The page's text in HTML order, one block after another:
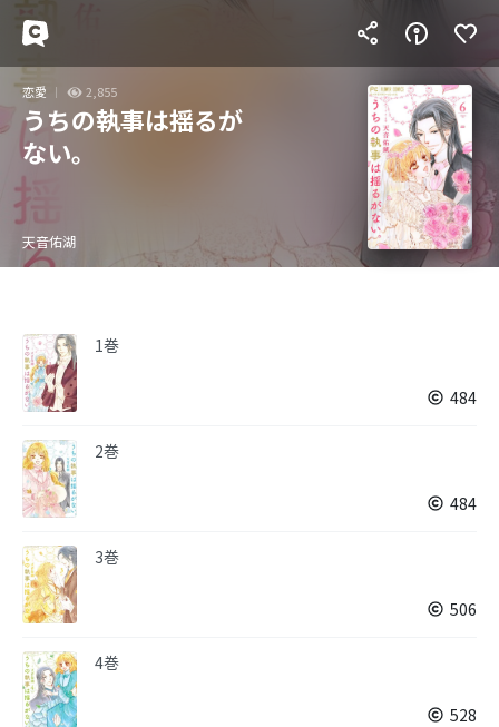
恋愛 2,855
うちの執事は揺るが
ない。
天音佑湖
1巻
484
2巻
484
3巻
506
4巻
528